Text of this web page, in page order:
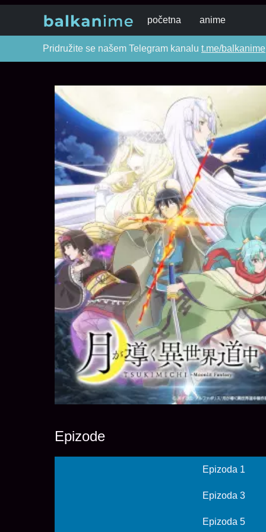
početna anime
Pridružite se našem Telegram kanalu t.me/balkanime
Epizode
Epizoda 1
Epizoda 3
Epizoda 5